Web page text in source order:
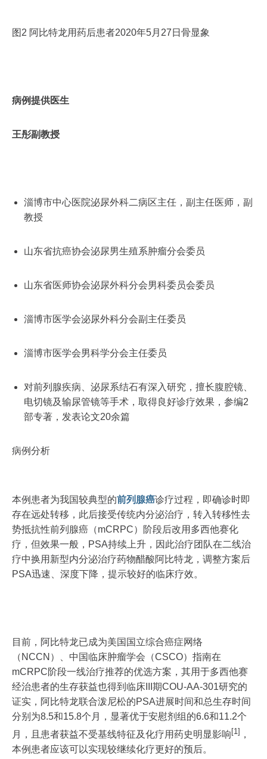
图2 阿比特龙用药后患者2020年5月27日骨显象
病例提供医生
王彤副教授
淄博市中心医院泌尿外科二病区主任，副主任医师，副
教授
山东省抗癌协会泌尿男生殖系肿瘤分会委员
山东省医师协会泌尿外科分会男科委员会委员
淄博市医学会泌尿外科分会副主任委员
淄博市医学会男科学分会主任委员
对前列腺疾病、泌尿系结石有深入研究，擅长腹腔镜、
电切镜及输尿管镜等手术，取得良好诊疗效果，参编2
部专著，发表论文20余篇
病例分析
本例患者为我国较典型的前列腺癌诊疗过程，即确诊时即
存在远处转移，此后接受传统内分泌治疗，转入转移性去
势抵抗性前列腺癌（mCRPC）阶段后改用多西他赛化
疗，但效果一般，PSA持续上升，因此治疗团队在二线治
疗中换用新型内分泌治疗药物醋酸阿比特龙，调整方案后
PSA迅速、深度下降，提示较好的临床疗效。
目前，阿比特龙已成为美国国立综合癌症网络
（NCCN）、中国临床肿瘤学会（CSCO）指南在
mCRPC阶段一线治疗推荐的优选方案，其用于多西他赛
经治患者的生存获益也得到临床III期COU-AA-301研究的
证实，阿比特龙联合泼尼松的PSA进展时间和总生存时间
分别为8.5和15.8个月，显著优于安慰剂组的6.6和11.2个
月，且患者获益不受基线特征及化疗用药史明显影响[1] ，
本例患者应该可以实现较继续化疗更好的预后。